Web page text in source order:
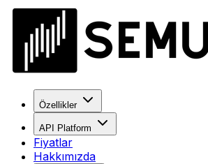
Özellikler
API Platform
Fiyatlar
Hakkımızda